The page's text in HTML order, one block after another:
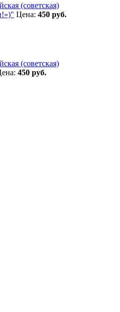
(советская)
Цена: 450 руб.
(советская)
450 руб.